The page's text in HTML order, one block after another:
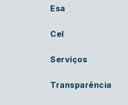
Esa
Cel
Serviços
Transparência